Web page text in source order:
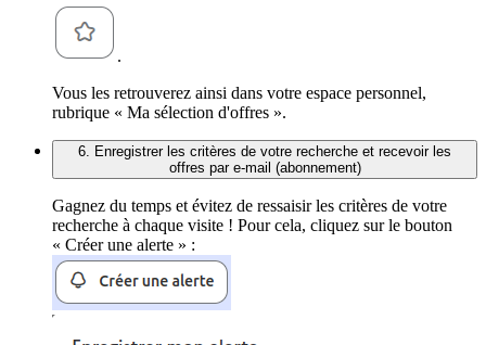
.
Vous les retrouverez ainsi dans votre espace personnel,
rubrique « Ma sélection d'offres ».
6. Enregistrer les critères de votre recherche et recevoir les
offres par e-mail (abonnement)
Gagnez du temps et évitez de ressaisir les critères de votre
recherche à chaque visite ! Pour cela, cliquez sur le bouton
« Créer une alerte » :